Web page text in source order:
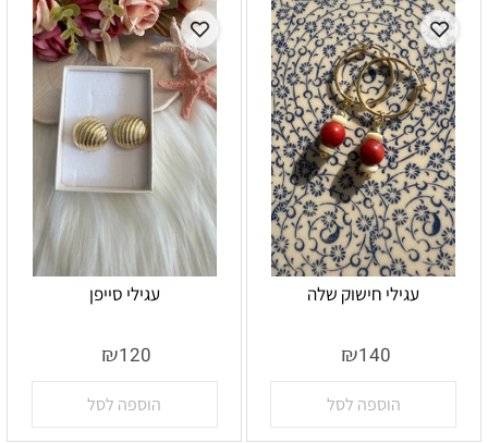
עגילי חישוק שלה
₪140
הוספה לסל
עגילי סייפן
₪120
הוספה לסל